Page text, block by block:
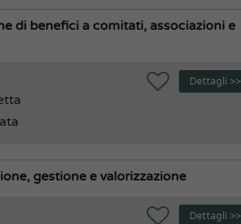
di benefici a comitati, associazioni e
Dettagli >>
gestione e valorizzazione
Dettagli >>